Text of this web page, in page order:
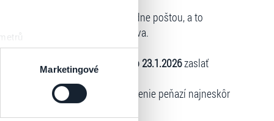
prstu)
. Svůj souhlas
Marketingové
, ich môžu vrátiť výhradne poštou, a to
33, 831 04 Bratislava.
je nutné najneskôr do 23.1.2026zaslať
831 04 Bratislava.
internetu
, môže požiadať o vrátenie peňazí najneskôr